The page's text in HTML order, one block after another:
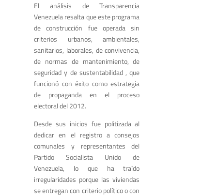
El análisis de Transparencia
Venezuela resalta que este programa
de construcción fue operada sin
criterios urbanos, ambientales,
sanitarios, laborales, de convivencia,
de normas de mantenimiento, de
seguridad y de sustentabilidad , que
funcionó con éxito como estrategia
de propaganda en el proceso
electoral del 2012.
Desde sus inicios fue politizada al
dedicar en el registro a consejos
comunales y representantes del
Partido Socialista Unido de
Venezuela, lo que ha traído
irregularidades porque las viviendas
se entregan con criterio político o con